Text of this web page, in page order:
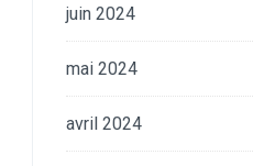
juin 2024
mai 2024
avril 2024